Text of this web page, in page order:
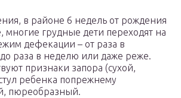
в районе 6 недель от рождения
многие грудные дети переходят на
дефекации – от раза в
раза в неделю или даже реже.
признаки запора (сухой,
ребенка попрежнему
пюреобразный.